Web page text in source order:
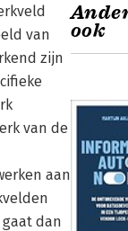
van
zijn
van de
aan
dan
ook